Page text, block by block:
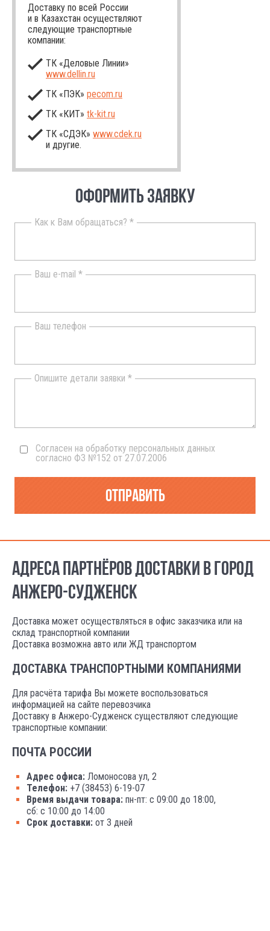
Доставку по всей России
и в Казахстан осуществляют
следующие транспортные
компании:
ТК «Деловые Линии»
www.dellin.ru
ТК «ПЭК» pecom.ru
ТК «КИТ» tk-kit.ru
ТК «СДЭК» www.cdek.ru
и другие.
ОФОРМИТЬ ЗАЯВКУ
Как к Вам обращаться? *
Ваш e-mail *
Ваш телефон
Опишите детали заявки *
Согласен на обработку персональных данных
согласно ФЗ №152 от 27.07.2006
Отправить
АДРЕСА ПАРТНЁРОВ ДОСТАВКИ В ГОРОД
АНЖЕРО-СУДЖЕНСК
Доставка может осуществляться в офис заказчика или на
склад транспортной компании
Доставка возможна авто или ЖД транспортом
ДОСТАВКА ТРАНСПОРТНЫМИ КОМПАНИЯМИ
Для расчёта тарифа Вы можете воспользоваться
информацией на сайте перевозчика
Доставку в Анжеро-Судженск существляют следующие
транспортные компании:
ПОЧТА РОССИИ
Адрес офиса: Ломоносова ул, 2
Телефон: +7 (38453) 6-19-07
Время выдачи товара: пн-пт: с 09:00 до 18:00,
сб: с 10:00 до 14:00
Срок доставки: от 3 дней